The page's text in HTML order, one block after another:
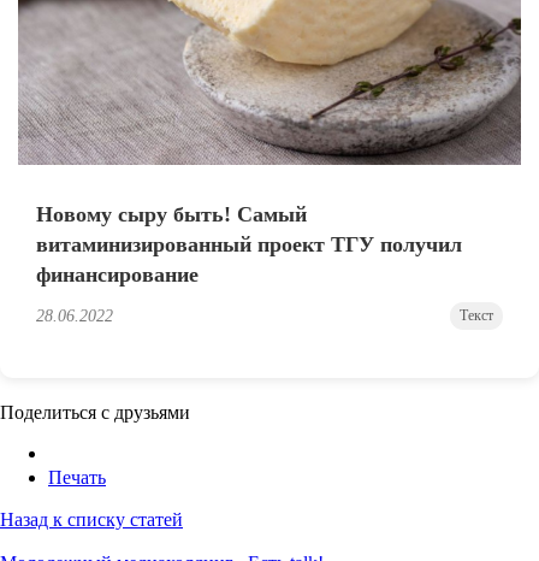
Новому сыру быть! Самый
витаминизированный проект ТГУ получил
финансирование
28.06.2022 Текст
Поделиться с друзьями
Печать
Назад к списку статей